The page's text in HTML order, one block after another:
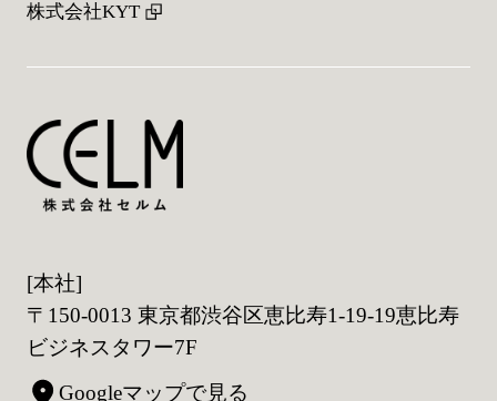
株式会社KYT
[本社]
〒150-0013 東京都渋谷区恵比寿1-19-19恵比寿
ビジネスタワー7F
Googleマップで見る